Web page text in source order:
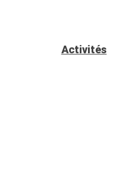
Activités